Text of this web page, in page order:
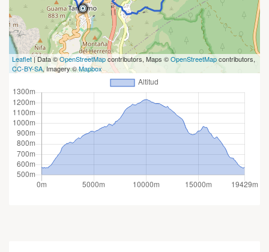
Leaflet| Data ©OpenStreetMapcontributors, Maps ©OpenStreetMapcontributors,
CC-BY-SA, Imagery ©Mapbox